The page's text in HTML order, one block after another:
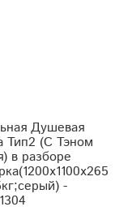
Душевая
в разборе
-